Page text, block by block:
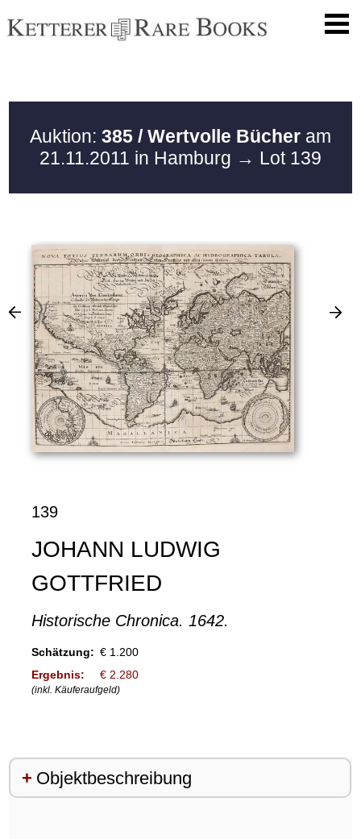
Auktion: 385 / Wertvolle Bücher am
21.11.2011 in Hamburg → Lot 139
139
JOHANN LUDWIG
GOTTFRIED
Historische Chronica. 1642.
Schätzung: € 1.200
Ergebnis:
€ 2.280
(inkl. Käuferaufgeld)
Objektbeschreibung